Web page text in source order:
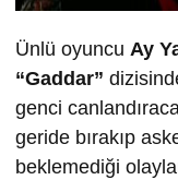
Ünlü oyuncu Ay
“Gaddar”
genci
geride bırakıp
beklemediği